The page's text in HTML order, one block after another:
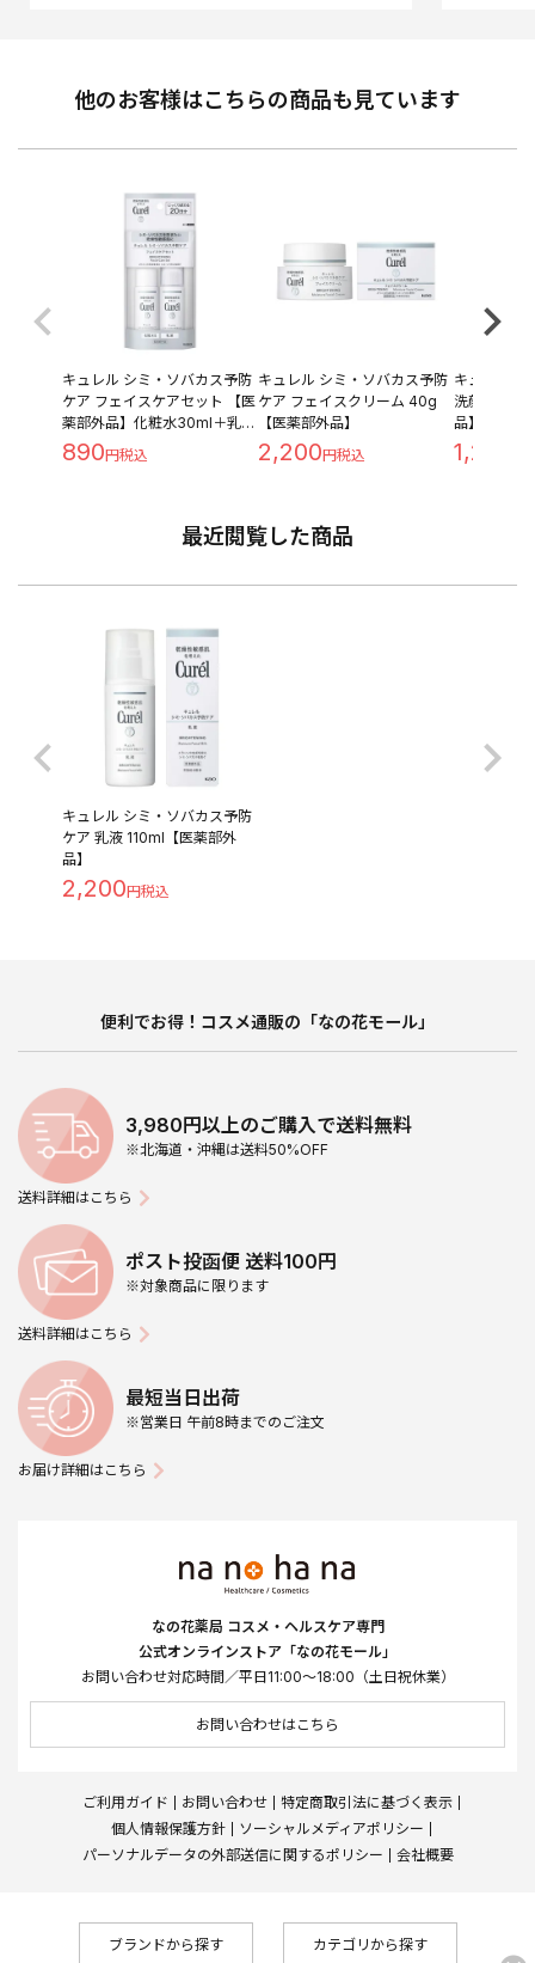
他のお客様はこちらの商品も見ています
キュレル シミ・ソバカス予防
ケア フェイスケアセット 【医
薬部外品】化粧水30ml＋乳液
30ml
890
キュレル シミ・ソバカス予防
ケア フェイスクリーム 40g
【医薬部外品】
2,200
キュレル 皮
洗顔料 本体
品】
1,280
最近閲覧した商品
キュレル シミ・ソバカス予防
ケア 乳液 110ml【医薬部外
品】
2,200
便利でお得！コスメ通販の「なの花モール」
3,980円以上のご購入で送料無料
※北海道・沖縄は送料50%OFF
送料詳細はこちら
ポスト投函便 送料100円
※対象商品に限ります
送料詳細はこちら
最短当日出荷
※営業日 午前8時までのご注文
お届け詳細はこちら
なの花薬局 コスメ・ヘルスケア専門
公式オンラインストア「なの花モール」
お問い合わせ対応時間／平日11:00～18:00（土日祝休業）
お問い合わせはこちら
ご利用ガイド お問い合わせ
特定商取引法に基づく表示
個人情報保護方針
ソーシャルメディアポリシー
パーソナルデータの外部送信に関するポリシー
会社概要
ブランドから探す カテゴリから探す